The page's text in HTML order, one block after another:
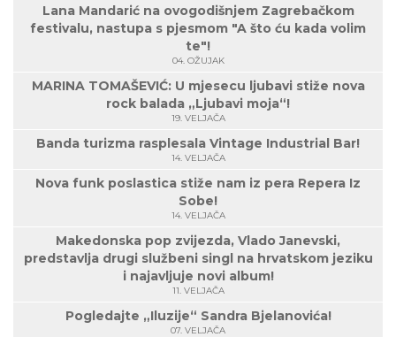
Lana Mandarić na ovogodišnjem Zagrebačkom
festivalu, nastupa s pjesmom "A što ću kada volim
te"!
04. OŽUJAK
MARINA TOMAŠEVIĆ: U mjesecu ljubavi stiže nova
rock balada „Ljubavi moja“!
19. VELJAČA
Banda turizma rasplesala Vintage Industrial Bar!
14. VELJAČA
Nova funk poslastica stiže nam iz pera Repera Iz
Sobe!
14. VELJAČA
Makedonska pop zvijezda, Vlado Janevski,
predstavlja drugi službeni singl na hrvatskom jeziku
i najavljuje novi album!
11. VELJAČA
Pogledajte „Iluzije“ Sandra Bjelanovića!
07. VELJAČA